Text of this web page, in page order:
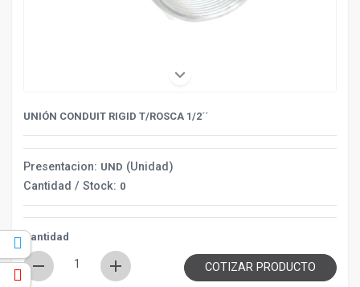
keyboard_arrow_down
UNIÓN CONDUIT RIGID T/ROSCA 1/2´´
Presentacion: UND (Unidad)
Cantidad / Stock: 0
Cantidad
remove add COTIZAR PRODUCTO